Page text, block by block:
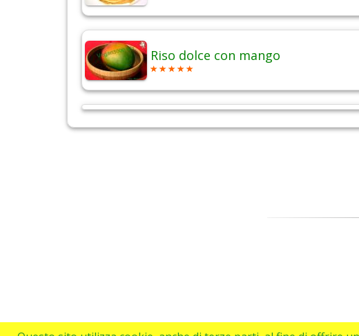
Riso dolce con mango